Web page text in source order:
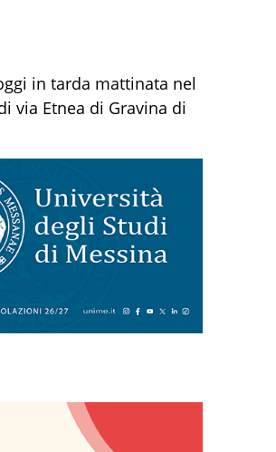
in tarda mattinata nel
via Etnea di Gravina di